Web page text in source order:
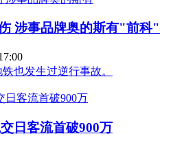
涉事品牌奥的斯有"前科"
也发生过逆行事故。
日客流首破900万